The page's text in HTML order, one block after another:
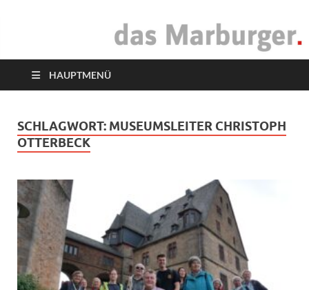
das Marburger.
HAUPTMENÜ
SCHLAGWORT: MUSEUMSLEITER CHRISTOPH
OTTERBECK